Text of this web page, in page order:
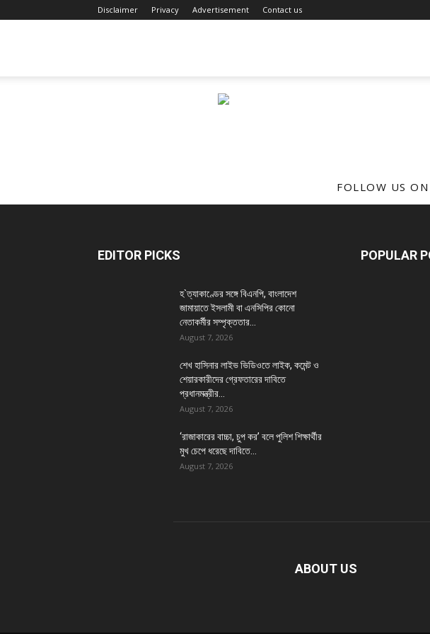
Disclaimer Privacy Advertisement Contact us
FOLLOW US
EDITOR PICKS
হ`ত্যাকাণ্ডের সঙ্গে বিএনপি, বাংলাদেশ
জামায়াতে ইসলামী বা এনসিপির কোনো
নেতাকর্মীর সম্পৃক্ততার...
August 7, 2026
শেখ হাসিনার লাইভ ভিডিওতে লাইক, কমেন্ট ও
শেয়ারকারীদের গ্রেফতারের দাবিতে
প্রধানমন্ত্রীর...
August 7, 2026
‘রাজাকারের বাচ্চা, চুপ কর’ বলে পুলিশ শিক্ষার্থীর
মুখ চেপে ধরেছে দাবিতে...
August 7, 2026
POPULAR
ABOUT US